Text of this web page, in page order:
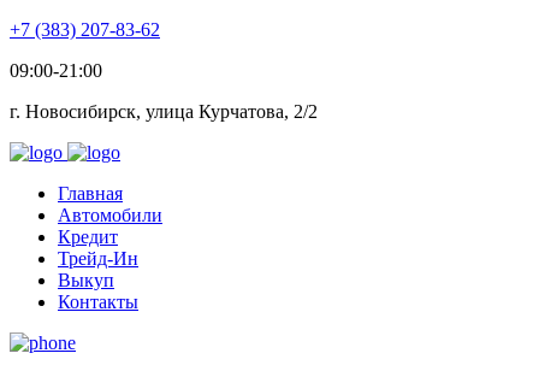
+7 (383) 207-83-62
09:00-21:00
г. Новосибирск, улица Курчатова, 2/2
Главная
Автомобили
Кредит
Трейд-Ин
Выкуп
Контакты